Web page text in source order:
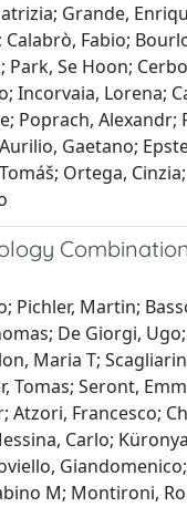
Grande,
Fabio;
Se Hoon;
Incorvaia, Lorena;
Poprach, Alexandr;
Gaetano;
Ortega,
Pichler, Martin;
De Giorgi,
Maria T;
Tomas; Seront,
Francesco;
Carlo;
M; Montironi,